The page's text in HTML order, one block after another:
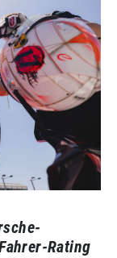
Rating